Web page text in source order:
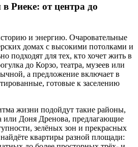
Риеке: от центра до
и энергию. Очаровательные
домах с высокими потолками и
подходят для тех, кто хочет жить в
до Корзо, театра, музеев или
а предложение включает в
готовые к заселению
жизни подойдут такие районы,
или Доня Дренова, предлагающие
зелёных зон и прекрасных
квартиры разной площади: